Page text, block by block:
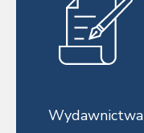
Wydawnictwa